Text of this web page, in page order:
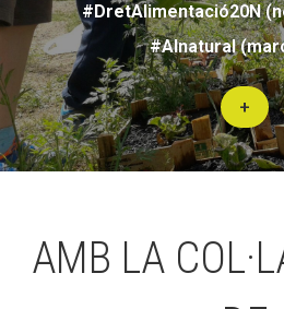
#DretAlimentació20N
#Alnatural
+
AMB LA